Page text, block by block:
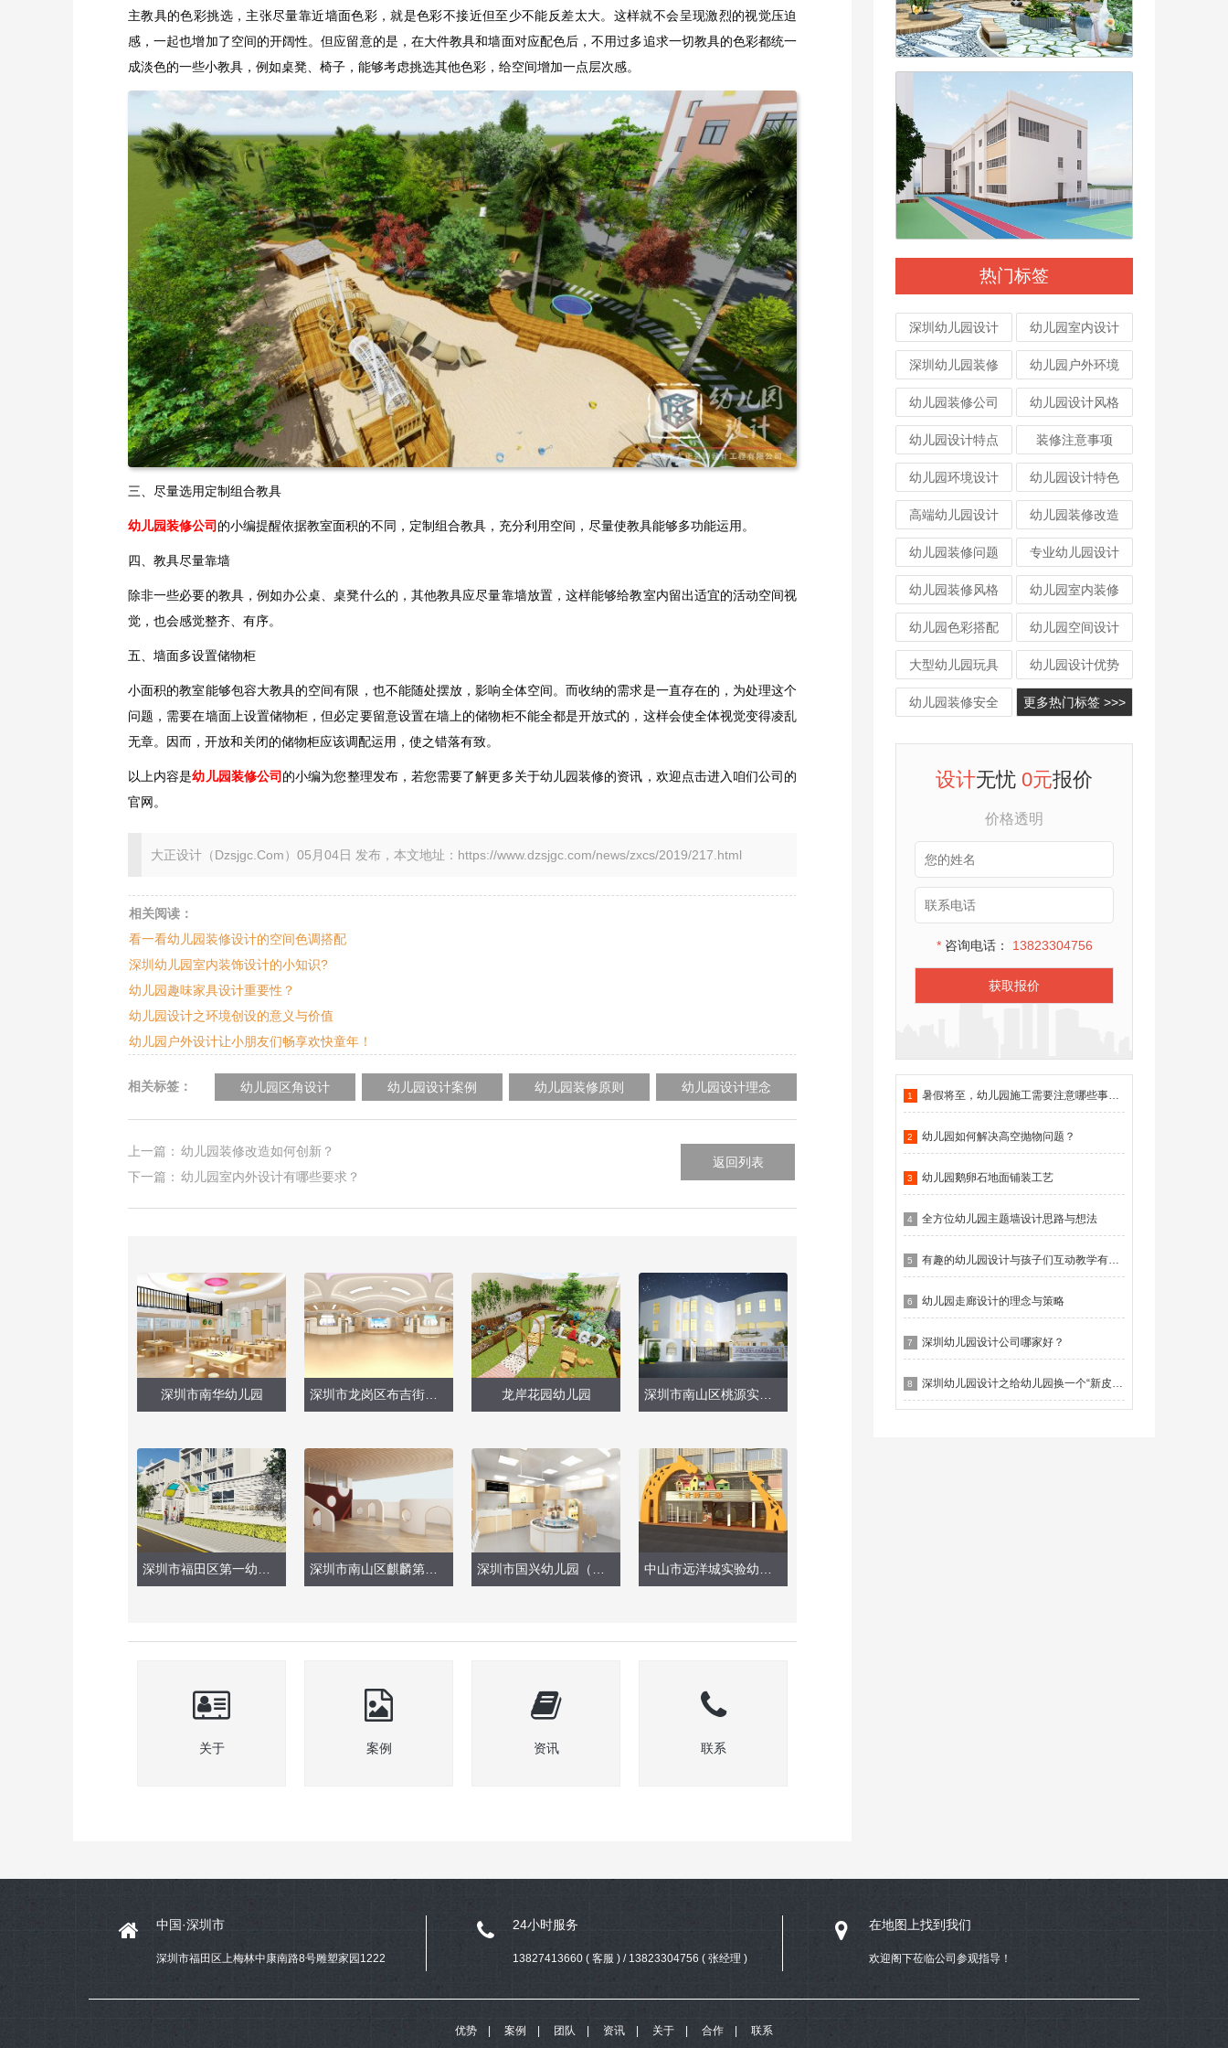
主教具的色彩挑选，主张尽量靠近墙面色彩，就是色彩不接近但至少不能反差太大。这样就不会呈现激烈的视觉压迫
感，一起也增加了空间的开阔性。但应留意的是，在大件教具和墙面对应配色后，不用过多追求一切教具的色彩都统一
成淡色的一些小教具，例如桌凳、椅子，能够考虑挑选其他色彩，给空间增加一点层次感。
三、尽量选用定制组合教具
幼儿园装修公司 的小编提醒依据教室面积的不同，定制组合教具，充分利用空间，尽量使教具能够多功能运用。
四、教具尽量靠墙
除非一些必要的教具，例如办公桌、桌凳什么的，其他教具应尽量靠墙放置，这样能够给教室内留出适宜的活动空间视
觉，也会感觉整齐、有序。
五、墙面多设置储物柜
小面积的教室能够包容大教具的空间有限，也不能随处摆放，影响全体空间。而收纳的需求是一直存在的，为处理这个
问题，需要在墙面上设置储物柜，但必定要留意设置在墙上的储物柜不能全都是开放式的，这样会使全体视觉变得凌乱
无章。因而，开放和关闭的储物柜应该调配运用，使之错落有致。
以上内容是幼儿园装修公司 的小编为您整理发布，若您需要了解更多关于幼儿园装修的资讯，欢迎点击进入咱们公司的
官网。
大正设计（Dzsjgc.Com）05月04日 发布，本文地址：https://www.dzsjgc.com/news/zxcs/2019/217.html
热门标签
深圳幼儿园设计 幼儿园室内设计
深圳幼儿园装修 幼儿园户外环境
幼儿园装修公司 幼儿园设计风格
幼儿园设计特点 装修注意事项
幼儿园环境设计 幼儿园设计特色
高端幼儿园设计 幼儿园装修改造
幼儿园装修问题 专业幼儿园设计
幼儿园装修风格 幼儿园室内装修
幼儿园色彩搭配 幼儿园空间设计
大型幼儿园玩具 幼儿园设计优势
幼儿园装修安全 更多热门标签 >>>
设计无忧0元报价
价格透明
*咨询电话： 13823304756
获取报价
1 暑假将至，幼儿园施工需要注意哪些事项？
2 幼儿园如何解决高空抛物问题？
3 幼儿园鹅卵石地面铺装工艺
4 全方位幼儿园主题墙设计思路与想法
5 有趣的幼儿园设计与孩子们互动教学有什么作用？
6 幼儿园走廊设计的理念与策略
7 深圳幼儿园设计公司哪家好？
8 深圳幼儿园设计之给幼儿园换一个“新皮肤”
相关阅读：
看一看幼儿园装修设计的空间色调搭配
深圳幼儿园室内装饰设计的小知识?
幼儿园趣味家具设计重要性？
幼儿园设计之环境创设的意义与价值
幼儿园户外设计让小朋友们畅享欢快童年！
相关标签： 幼儿园区角设计 幼儿园设计案例 幼儿园装修原则 幼儿园设计理念
返回列表
上一篇： 幼儿园装修改造如何创新？
下一篇： 幼儿园室内外设计有哪些要求？
深圳市南华幼儿园 龙岸花园幼儿园
深圳市福田区第一幼儿园福安分园（户外大型玩具） 深圳市南山区麒麟第二幼儿园（教室、游戏区） 深圳市国兴幼儿园（卫生间，教室） 中山市远洋城实验幼儿园
关于 案例 资讯 联系
中国·深圳市
深圳市福田区上梅林中康南路8号雕塑家园1222
24小时服务
13827413660 ( 客服 ) / 13823304756 ( 张经理 )
在地图上找到我们
欢迎阁下莅临公司参观指导！
优势 案例 团队 资讯 关于 合作 联系